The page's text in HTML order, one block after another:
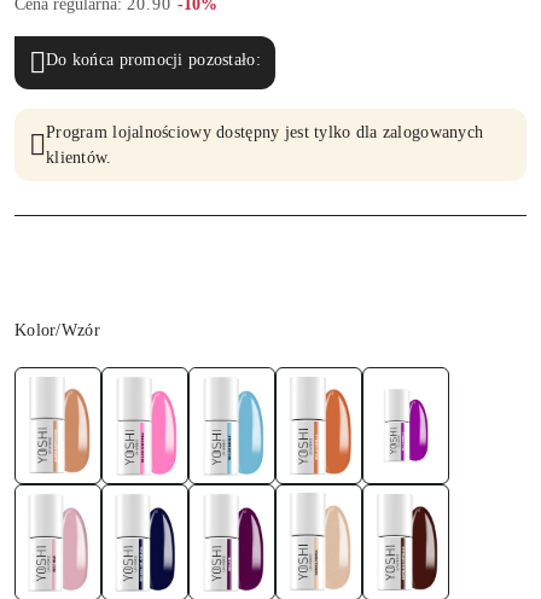
Cena regularna: 20.90 -10%
Do końca promocji pozostało:
Program lojalnościowy dostępny jest tylko dla zalogowanych
klientów.
Wariant
Kolor/Wzór